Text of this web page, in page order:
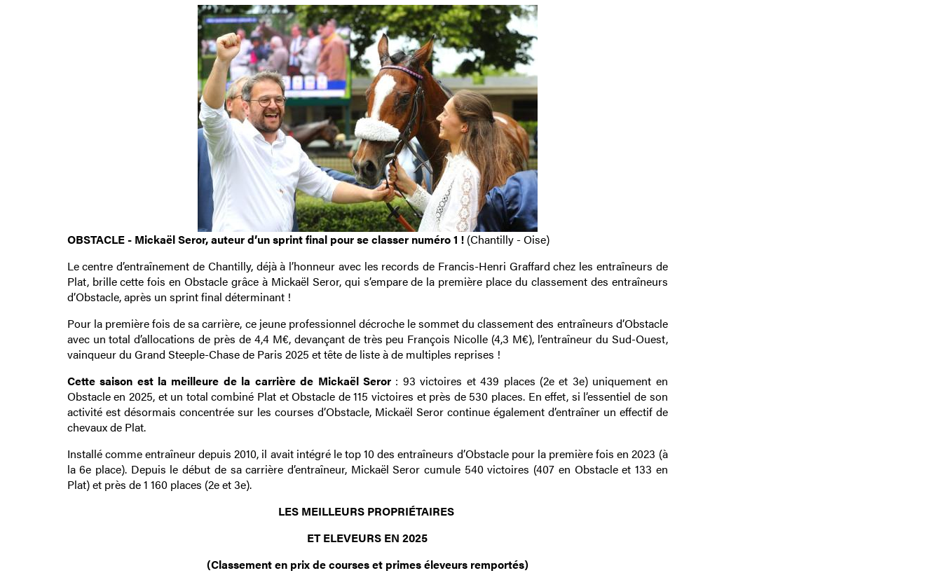
OBSTACLE - Mickaël Seror, auteur d’un sprint final pour se classer numéro 1 ! (Chantilly - Oise)
Le centre d’entraînement de Chantilly, déjà à l’honneur avec les records de Francis-Henri Graffard chez les entraîneurs de
Plat, brille cette fois en Obstacle grâce à Mickaël Seror, qui s’empare de la première place du classement des entraîneurs
d’Obstacle, après un sprint final déterminant !
Pour la première fois de sa carrière, ce jeune professionnel décroche le sommet du classement des entraîneurs d’Obstacle
avec un total d’allocations de près de 4,4 M€, devançant de très peu François Nicolle (4,3 M€), l’entraîneur du Sud-Ouest,
vainqueur du Grand Steeple-Chase de Paris 2025 et tête de liste à de multiples reprises !
Cette saison est la meilleure de la carrière de Mickaël Seror: 93 victoires et 439 places (2e et 3e) uniquement en
Obstacle en 2025, et un total combiné Plat et Obstacle de 115 victoires et près de 530 places. En effet, si l’essentiel de son
activité est désormais concentrée sur les courses d’Obstacle, Mickaël Seror continue également d’entraîner un effectif de
chevaux de Plat.
Installé comme entraîneur depuis 2010, il avait intégré le top 10 des entraîneurs d’Obstacle pour la première fois en 2023 (à
la 6e place). Depuis le début de sa carrière d’entraîneur, Mickaël Seror cumule 540 victoires (407 en Obstacle et 133 en
Plat) et près de 1 160 places (2e et 3e).
LES MEILLEURS PROPRIÉTAIRES
ET ELEVEURS EN 2025
(Classement en prix de courses et primes éleveurs remportés)